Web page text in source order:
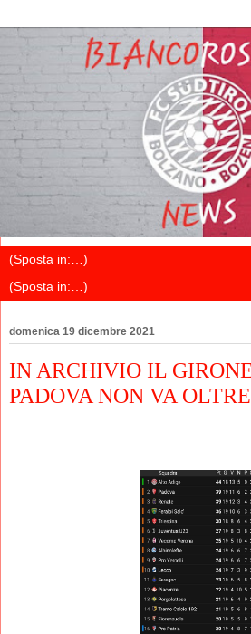
domenica 19 dicembre 2021
IN ARCHIVIO IL
PADOVA NON VA